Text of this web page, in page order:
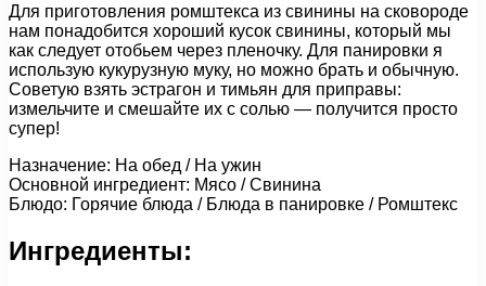
Для приготовления ромштекса из свинины на сковороде
нам понадобится хороший кусок свинины, который мы
как следует отобьем через пленочку. Для панировки я
использую кукурузную муку, но можно брать и обычную.
Советую взять эстрагон и тимьян для приправы:
измельчите и смешайте их с солью — получится просто
супер!
Назначение: На обед / На ужин
Основной ингредиент: Мясо / Свинина
Блюдо: Горячие блюда / Блюда в панировке / Ромштекс
Ингредиенты: